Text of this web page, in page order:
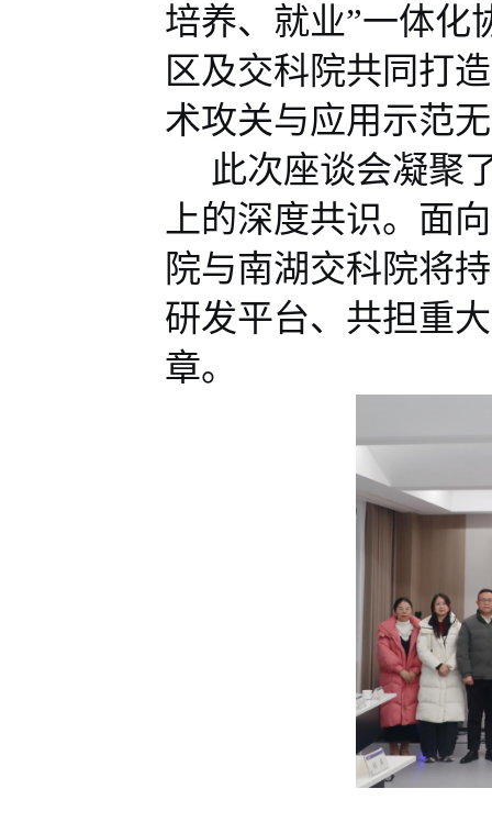
培养、 就业”一体化
区及交科院共同打
术攻关与应用示范
此次座谈会凝聚
上的深度共识。 面
院与南湖交科院将
研发平台、共担重
章。